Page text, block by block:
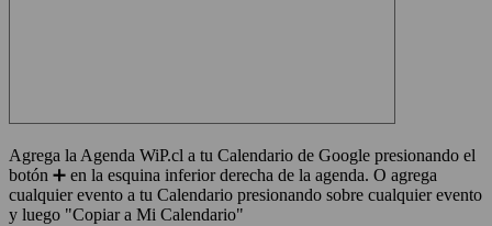
Agrega la Agenda WiP.cl a tu Calendario de Google presionando el
botón ➕ en la esquina inferior derecha de la agenda. O agrega
cualquier evento a tu Calendario presionando sobre cualquier evento
y luego "Copiar a Mi Calendario"